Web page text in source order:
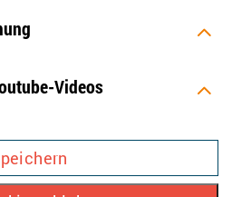
YouTube
Ablehnung zur
weiterer Cookies.
Videos